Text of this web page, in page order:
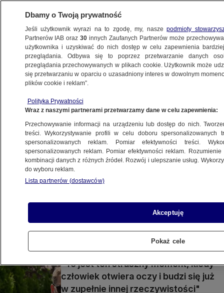
OCHRONA ZDROWIA
Niewykorzystywany Fundusz
Medyczny
PROGRAMY
Małpia ospa w Europie. Co to jest?
Jakie są objawy?
POLSKA
Brakuje chętnych do pracy na SOR-ze.
Dyrektor sam po pracy idzie na dyżur
"To jest ten straszny moment, kiedy
człowiek otwiera oczy i budzi się już
w zupełnie innej rzeczywistości"
Dbamy o Twoją prywatność
Jeśli użytkownik wyrazi na to zgodę, my, naszepodmioty
Partnerów IAB oraz30 innych Zaufanych Partnerów może
użytkownika i uzyskiwać do nich dostęp w celu zapewnienia
przeglądania. Odbywa się to poprzez przetwarzanie danych
przeglądania przechowywanych w plikach cookie. Użytkownik może
się przetwarzaniu w oparciu o uzasadniony interes w dowolnym
plików cookie i reklam”.
Polityka Prywatności
Wraz z naszymi partnerami przetwarzamy dane w celu zapewnienia:
Przechowywanie informacji na urządzeniu lub dostęp do nich.
treści. Wykorzystywanie profili w celu doboru spersonalizowanych
spersonalizowanych reklam. Pomiar efektywności treści.
spersonalizowanych reklam. Pomiar efektywności reklam.
kombinacji danych z różnych źródeł. Rozwój i ulepszanie usług.
do wyboru reklam.
Lista partnerów (dostawców)
Akceptuję
Pokaż cele